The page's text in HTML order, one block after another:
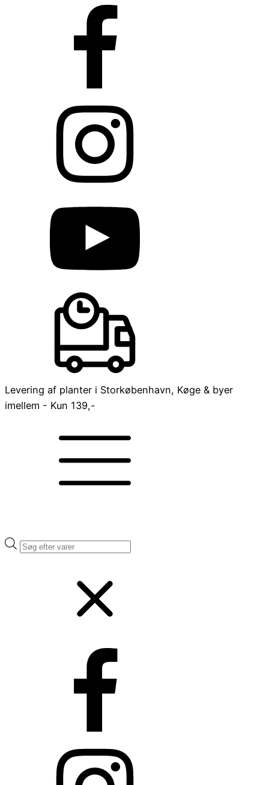
Levering af planter i Storkøbenhavn, Køge & byer
imellem - Kun 139,-
Products